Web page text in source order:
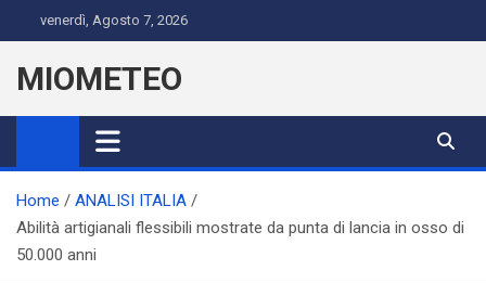
to
content
venerdì, Agosto 7, 2026
MIOMETEO
Home
ANALISI ITALIA
Abilità artigianali flessibili mostrate da punta di lancia in osso di
50.000 anni